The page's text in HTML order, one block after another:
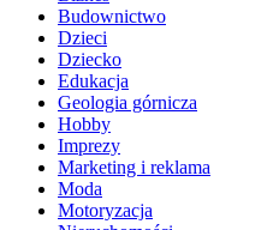
Budownictwo
Dzieci
Dziecko
Edukacja
Geologia górnicza
Hobby
Imprezy
Marketing i reklama
Moda
Motoryzacja